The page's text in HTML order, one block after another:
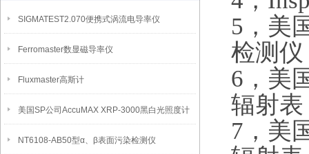
SIGMATEST2.070便携式涡流电导率仪
Ferromaster数显磁导率仪
Fluxmaster高斯计
美国SP公司AccuMAX XRP-3000黑白光照度计
NT6108-AB50型α、β表面污染检测仪
5，美
检测仪
6，美
辐射
7，美